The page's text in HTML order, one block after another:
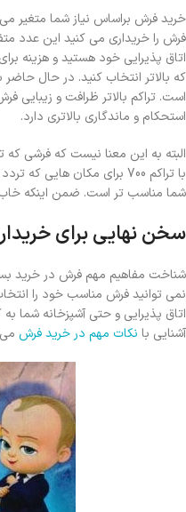
خرید فرش براساس نیاز شما متغیر
فرش را خریداری می کنید این عدد
اتاق پذیرایی خود هستید و هزینه
است. تراکم بالاتر ظرافت و زیبایی
استحکام و ماندگاری بالاتری دارد.
البته به این معنا نیست که فرشی
با تراکم 700 برای مکان
شما مناسب تر است. ضمن اینکه خاب
سخن نهایی برای
شناخت مفاهیم مهم فرش در خرید
نمی توانید فرش مناسب خود را
اتاق پذیرایی و حتی آشپزخانه شما
آشنایی با نکات مهم در خرید فرش